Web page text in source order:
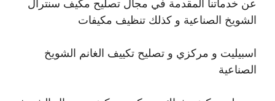
عن خدماتنا المقدمة في مجال تصليح مكيف سنترال
الشويخ الصناعية و كذلك تنظيف مكيفات
اسبيليت و مركزي و تصليح تكييف الغانم الشويخ
الصناعية